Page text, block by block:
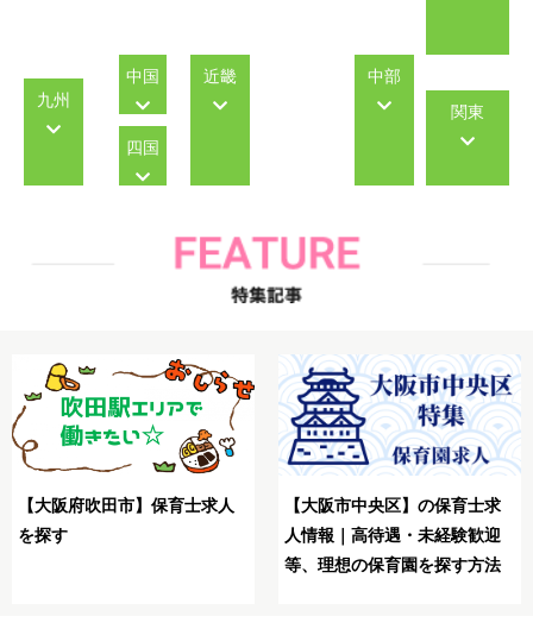
関東
中部
近畿
中国
四国
九州
【大阪市鶴見区】保育士が理
想の求人を探す方法解説
【大阪市生野区】保育士が理
想の求人を探す方法